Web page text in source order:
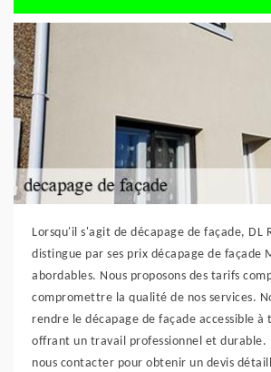
Lorsqu'il s'agit de décapage de façade, DL
distingue par ses prix décapage de façade
abordables. Nous proposons des tarifs
compromettre la qualité de nos services.
rendre le décapage de façade accessible à
offrant un travail professionnel et durable.
nous contacter pour obtenir un devis